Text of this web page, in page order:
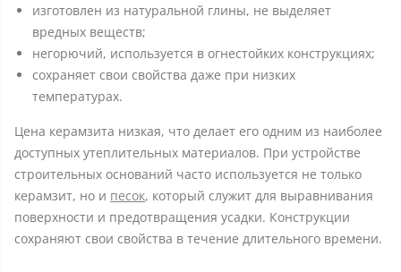
изготовлен из натуральной глины, не выделяет
вредных веществ;
негорючий, используется в огнестойких конструкциях;
сохраняет свои свойства даже при низких
температурах.
Цена керамзита низкая, что делает его одним из наиболее
доступных утеплительных материалов. При устройстве
строительных оснований часто используется не только
керамзит, но и песок, который служит для выравнивания
поверхности и предотвращения усадки. Конструкции
сохраняют свои свойства в течение длительного времени.